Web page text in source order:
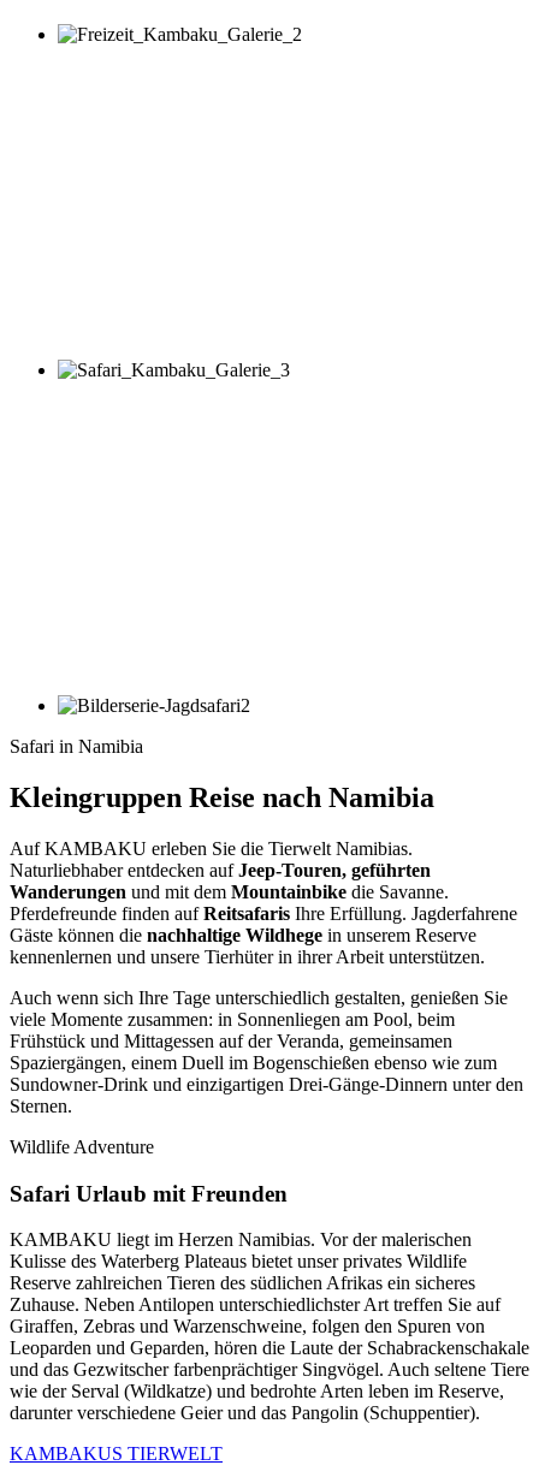
Safari in Namibia
Kleingruppen Reise nach Namibia
Auf KAMBAKU erleben Sie die Tierwelt Namibias.
Naturliebhaber entdecken aufJeep-Touren, geführten
Wanderungen und mit dem Mountainbike die Savanne.
Pferdefreunde finden aufReitsafaris Ihre Erfüllung. Jagderfahrene
Gäste können die nachhaltige Wildhege in unserem Reserve
kennenlernen und unsere Tierhüter in ihrer Arbeit unterstützen.
Auch wenn sich Ihre Tage unterschiedlich gestalten, genießen Sie
viele Momente zusammen: in Sonnenliegen am Pool, beim
Frühstück und Mittagessen auf der Veranda, gemeinsamen
Spaziergängen, einem Duell im Bogenschießen ebenso wie zum
Sundowner-Drink und einzigartigen Drei-Gänge-Dinnern unter den
Sternen.
Wildlife Adventure
Safari Urlaub mit Freunden
KAMBAKU liegt im Herzen Namibias. Vor der malerischen
Kulisse des Waterberg Plateaus bietet unser privates Wildlife
Reserve zahlreichen Tieren des südlichen Afrikas ein sicheres
Zuhause. Neben Antilopen unterschiedlichster Art treffen Sie auf
Giraffen, Zebras und Warzenschweine, folgen den Spuren von
Leoparden und Geparden, hören die Laute der Schabrackenschakale
und das Gezwitscher farbenprächtiger Singvögel. Auch seltene Tiere
wie der Serval (Wildkatze) und bedrohte Arten leben im Reserve,
darunter verschiedene Geier und das Pangolin (Schuppentier).
KAMBAKUS TIERWELT